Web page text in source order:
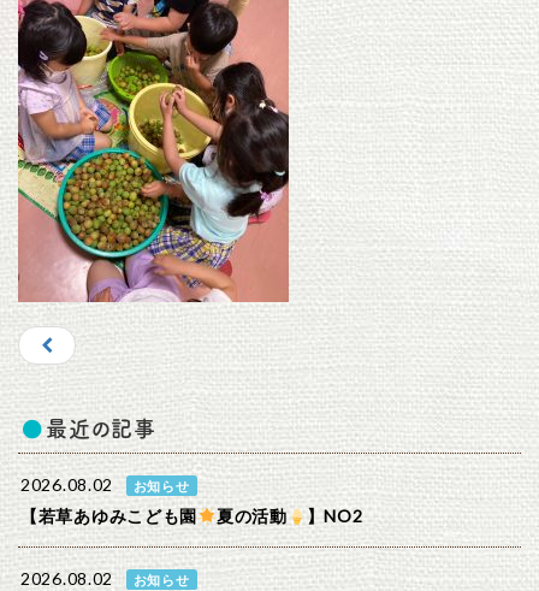
最近の記事
2026.08.02 お知らせ
【若草あゆみこども園 夏の活動 】NO2
2026.08.02 お知らせ